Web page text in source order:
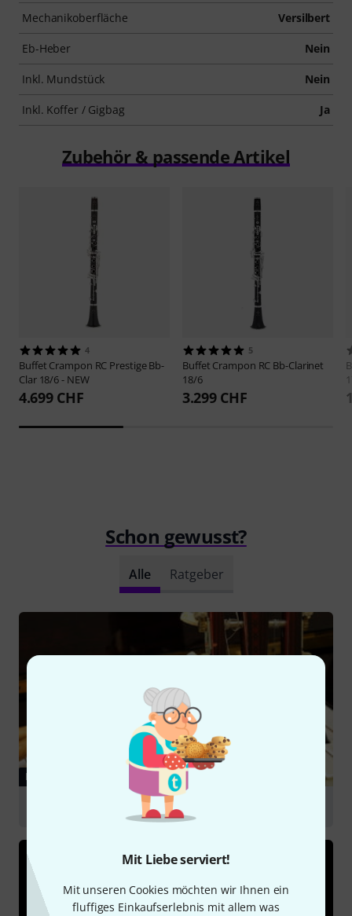
Mit Liebe serviert!
Mit unseren Cookies möchten wir Ihnen ein
fluffiges Einkaufserlebnis mit allem was
Mechanikoberfläche Versilbert
Eb-Heber Nein
Inkl. Mundstück Nein
Inkl. Koffer / Gigbag Ja
Zubehör & passende Artikel
4
Buffet Crampon RC Prestige Bb-
Clar 18/6 - NEW
4.699 CHF
5
Buffet Crampon RC Bb-Clarinet
18/6
3.299 CHF
Schon gewusst?
Alle Ratgeber
RATGEBER
Instrumente für Einsteiger